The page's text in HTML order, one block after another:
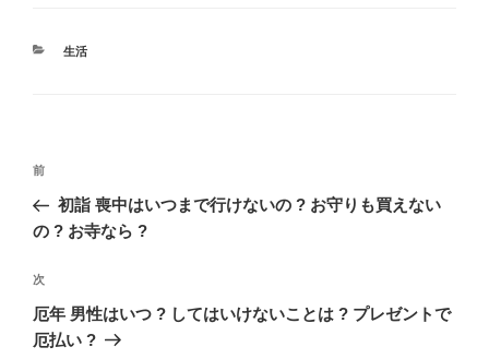
カ
生活
投
ナ
ゲ
ー
シ
過
去
の
稿
前
初詣 喪中はいつまで行けないの ? お守りも買えない
の ? お寺なら ?
次
の
投
次
厄年 男性はいつ ? してはいけないことは ? プレゼントで
厄払い ?